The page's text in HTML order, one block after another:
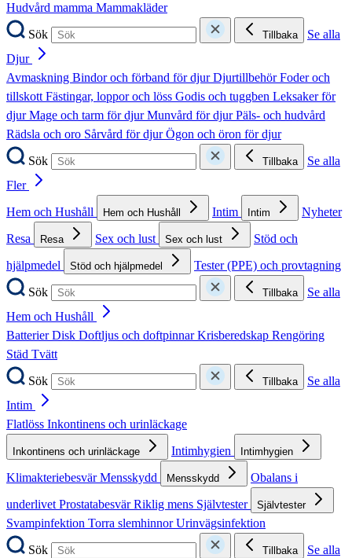
Hudvård mamma Mammakläder
Sök
Tillbaka
Se alla
Djur
Avmaskning Bindor och förband för djurDjurtillbehörFoder och
tillskottFästingar, loppor och löss Godis och tuggben Leksaker för
djurMage och tarm för djurMunvård för djurPäls- och hudvård
Rädsla och oro Sårvård för djurÖgon och öron för djur
Sök
Tillbaka
Se alla
Fler
Hem och Hushåll
Hem och Hushåll Intim Intim
Nyheter
Resa
Resa Sex och lust Sex och lust
Stöd och
hjälpmedel
Stöd och hjälpmedel
Tester (PPE) och provtagning
Sök
Tillbaka
Se alla
Hem och Hushåll
BatterierDisk Doftljus och doftpinnarKrisberedskap Rengöring
Städ Tvätt
Sök
Tillbaka
Se alla
Intim
Flatlöss Inkontinens och urinläckage
Inkontinens och urinläckage Intimhygien Intimhygien
KlimakteriebesvärMensskydd Mensskydd
Obalans i
underlivetProstatabesvärRiklig mens Självtester Självtester
Svampinfektion Torra slemhinnorUrinvägsinfektion
Sök
Tillbaka
Se alla